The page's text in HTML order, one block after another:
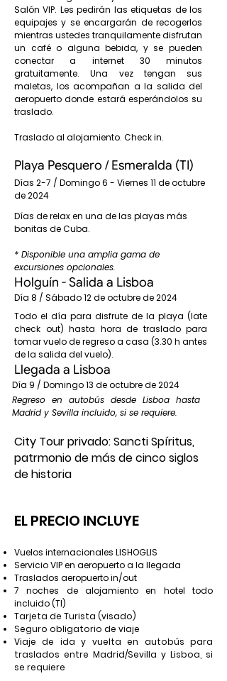
Salón VIP. Les pedirán las etiquetas de los
equipajes y se encargarán de recogerlos
mientras ustedes tranquilamente disfrutan
un café o alguna bebida, y se pueden
conectar a internet 30 minutos
gratuitamente. Una vez tengan sus
maletas, los acompañan a la salida del
aeropuerto donde estará esperándolos su
traslado.
Traslado al alojamiento. Check in.
Playa Pesquero / Esmeralda (TI)
Días 2-7 / Domingo 6 - Viernes 11 de octubre
de 2024
Días de relax en una de las playas más
bonitas de Cuba.
* Disponible una amplia gama de
excursiones opcionales.
Holguín - Salida a Lisboa
Día 8 / Sábado 12 de octubre de 2024
Todo el día para disfrute de la playa (late
check out) hasta hora de traslado para
tomar vuelo de regreso a casa (3.30 h antes
de la salida del vuelo).
Llegada a Lisboa
Día 9 / Domingo 13 de octubre de 2024
Regreso en autobús desde Lisboa hasta
Madrid y Sevilla incluido, si se requiere.
City Tour privado: Sancti Spíritus,
patrmonio de más de cinco siglos
de historia
EL PRECIO INCLUYE
Vuelos internacionales LISHOGLIS
Servicio VIP en aeropuerto a la llegada
Traslados aeropuerto in/out
7 noches de alojamiento en hotel todo
incluido (TI)
Tarjeta de Turista (visado)
Seguro obligatorio de viaje
Viaje de ida y vuelta en autobús para
traslados entre Madrid/Sevilla y Lisboa, si
se requiere